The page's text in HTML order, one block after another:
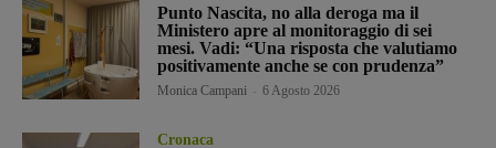
Punto Nascita, no alla deroga ma il
Ministero apre al monitoraggio di sei
mesi. Vadi: “Una risposta che valutiamo
positivamente anche se con prudenza”
Monica Campani 6 Agosto 2026
Cronaca